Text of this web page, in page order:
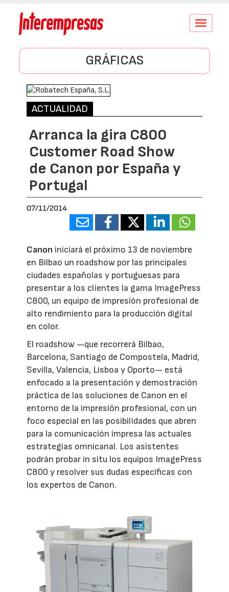
Conmutar
GRÁFICAS
ACTUALIDAD
Arranca la gira C800
Customer Road Show
de Canon por España y
Portugal
07/11/2014
Canon iniciará el próximo 13 de noviembre
en Bilbao un roadshow por las principales
ciudades españolas y portuguesas para
presentar a los clientes la gama ImagePress
C800, un equipo de impresión profesional de
alto rendimiento para la producción digital
en color.
El roadshow —que recorrerá Bilbao,
Barcelona, Santiago de Compostela, Madrid,
Sevilla, Valencia, Lisboa y Oporto— está
enfocado a la presentación y demostración
práctica de las soluciones de Canon en el
entorno de la impresión profesional, con un
foco especial en las posibilidades que abren
para la comunicación impresa las actuales
estrategias omnicanal. Los asistentes
podrán probar in situ los equipos ImagePress
C800 y resolver sus dudas específicas con
los expertos de Canon.